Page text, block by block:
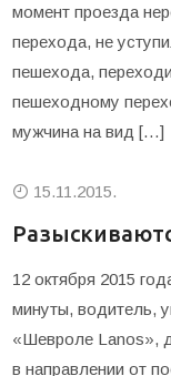
момент проезда
перехода, не
пешехода,
пешеходному
мужчина на вид […]
15.11.2015.
12 октября 2015
минуты, водитель,
«Шевроле Lanos»,
в направлении от